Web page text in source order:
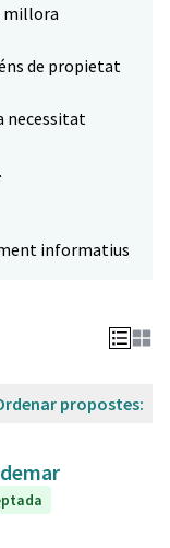
millora
de propietat
necessitat
informatius
propostes: